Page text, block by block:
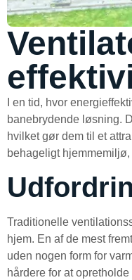
I en tid, hvor
banebrydende løsning.
hvilket gør dem til et
behageligt
Traditionelle
hjem. En af de mest
uden nogen form for
hårdere for at